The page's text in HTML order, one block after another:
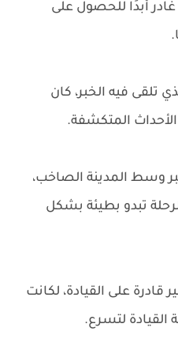
غادر أبدًا للحصول على
تلقى فيه الخبر، كان
المتكشفة.
وسط المدينة الصاخب،
تبدو بطيئة بشكل
قادرة على القيادة، لكانت
لتسرع.